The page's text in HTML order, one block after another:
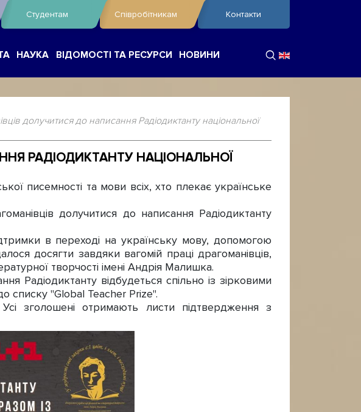
Студентам Співробітникам Контакти
НАУКА ВІДОМОСТІ ТА РЕСУРСИ НОВИНИ
долучитися до написання Радіодиктанту національної
РАДІОДИКТАНТУ НАЦІОНАЛЬНОЇ
писемності та мови всіх, хто плекає українське
долучитися до написання Радіодиктанту
в переході на українську мову, допомогою
досягти завдяки вагомій праці драгоманівців,
творчості імені Андрія Малишка.
Радіодиктанту відбудеться спільно із зірковими
списку "Global Teacher Prize".
Усі зголошені отримають листи підтвердження з